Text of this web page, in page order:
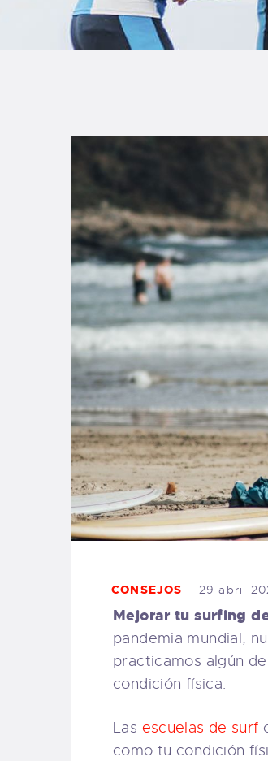
CONSEJOS 29 abril
Mejorar tu surfing
pandemia mundial,
practicamos algún
condición física.
Las escuelas de surf
como tu condición